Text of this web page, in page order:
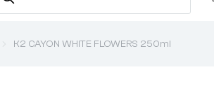
K2 CAYON WHITE FLOWERS 250ml